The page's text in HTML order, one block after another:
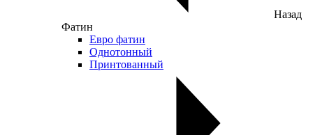
Назад
Фатин
Евро фатин
Однотонный
Принтованный